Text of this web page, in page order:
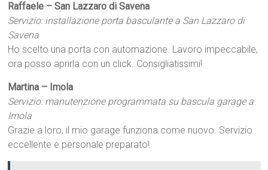
Raffaele – San Lazzaro di Savena
Servizio: installazione porta basculante a San Lazzaro di
Savena
Ho scelto una porta con automazione. Lavoro impeccabile,
ora posso aprirla con un click. Consigliatissimi!
Martina – Imola
Servizio: manutenzione programmata su bascula garage a
Imola
Grazie a loro, il mio garage funziona come nuovo. Servizio
eccellente e personale preparato!